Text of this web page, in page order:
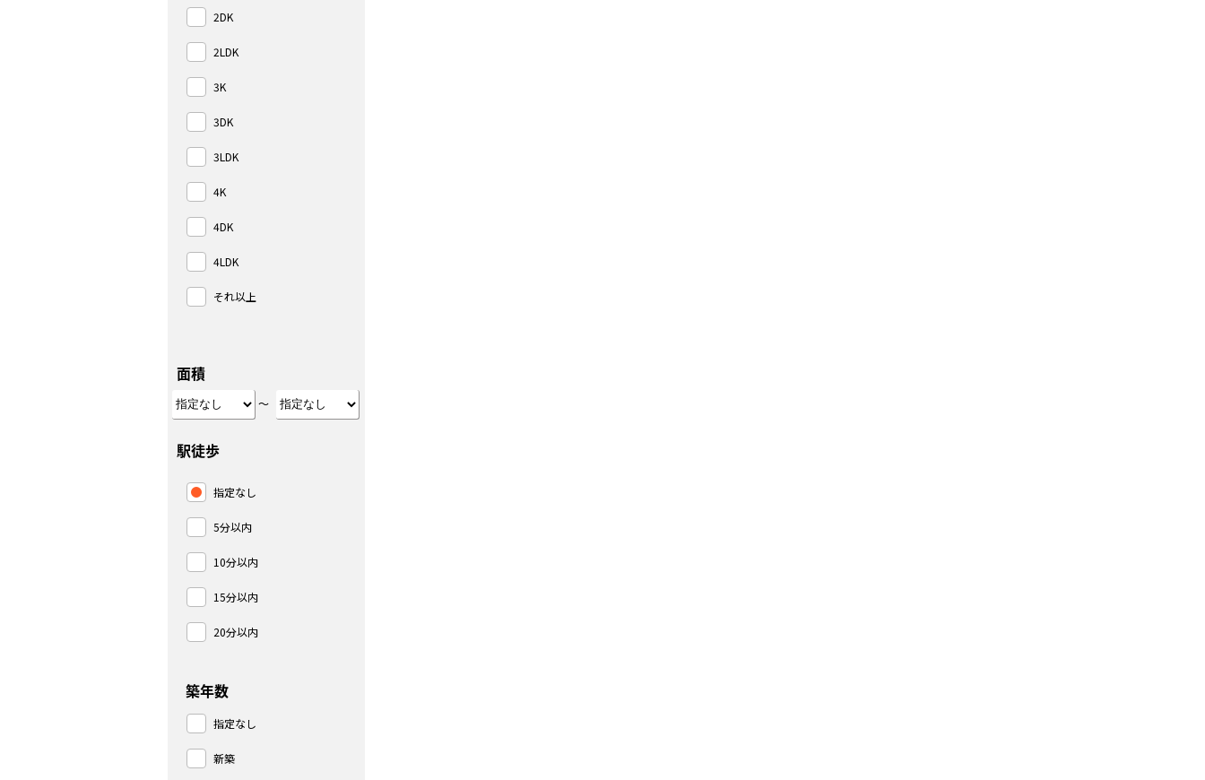
2DK
2LDK
3K
3DK
3LDK
4K
4DK
4LDK
それ以上
面積
～
駅徒歩
指定なし
5分以内
10分以内
15分以内
20分以内
築年数
指定なし
新築